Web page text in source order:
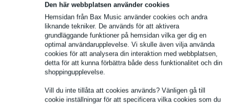
Den här webbplatsen använder cookies
Hemsidan från Bax Music använder cookies och andra
liknande tekniker. De används för att aktivera
grundläggande funktioner på hemsidan vilka ger dig en
optimal användarupplevelse. Vi skulle även vilja använda
cookies för att analysera din interaktion med webbplatsen,
detta för att kunna förbättra både dess funktionalitet och din
shoppingupplevelse.
Vill du inte tillåta att cookies används? Vänligen gå till
cookie inställningar för att specificera vilka cookies som du
lägg till i varukorg
Beställ före 23:00 = leverans måndag
Över 48 000 artiklar i lager
1 250 ledande varumärken